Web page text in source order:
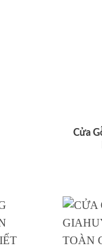
Cửa